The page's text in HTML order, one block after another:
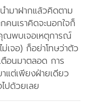
ำมาฝากแล้วคิดตาม
คนเราคิดจะนอกใจก็
ณพบเจอเหตุการณ์
เจอ) ก็อย่าโทษว่าตัว
อนมาตลอด การ
แต่เพียงฝ่ายเดียว
ปด้วยเลย